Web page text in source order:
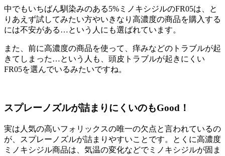
中でもいちばん馴染みのある5%ミノキシジルのFR05は、と
りあえず試してみたい方やいきなり高濃度の商品を購入する
には不安がある…という人にも選ばれています。
また、前に高濃度の商品を使って、痒みなどのトラブルが起
きてしまった…という人も、 頭皮トラブルが起きにくい
FR05を選んでいるみたいですね。
スプレーノズルが詰まりにくいのもGood！
実は人気の高いフォリックスの唯一の欠点と言われているの
が、スプレーノズルが詰まりやすいことです。とくに高濃度
ミノキシジル商品は、気温の変化などでミノキシジルが固ま